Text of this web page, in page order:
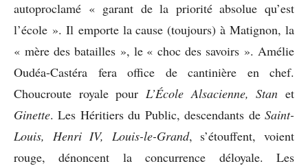
autoproclamé « garant de la priorité absolue qu’est
l’école ». Il emporte la cause (toujours) à Matignon, la
« mère des batailles », le « choc des savoirs ». Amélie
Oudéa-Castéra fera office de cantinière en chef.
Choucroute royale pour L’École Alsacienne, Stan et
Ginette. Les Héritiers du Public, descendants de Saint-
Louis, Henri IV, Louis-le-Grand, s’étouffent, voient
rouge, dénoncent la concurrence déloyale. Les